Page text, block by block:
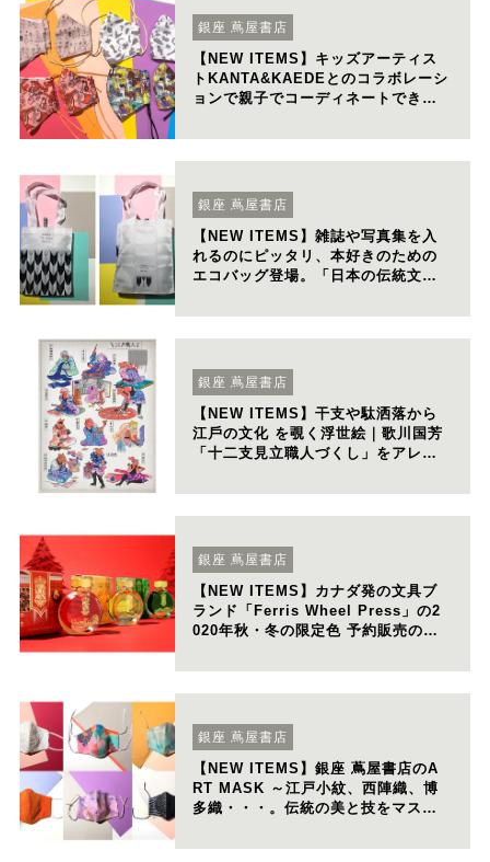
銀座 蔦屋書店
【NEW ITEMS】キッズアーティス
トKANTA&KAEDEとのコラボレーシ
ョンで親⼦でコーディネートできる
売開始
銀座 蔦屋書店
【NEW ITEMS】雑誌や写真集を⼊
れるのにピッタリ、本好きのための
エコバッグ登場。「⽇本の伝統⽂様×
始。
銀座 蔦屋書店
【NEW ITEMS】⼲⽀や駄洒落から
江⼾の⽂化 を覗く浮世絵｜歌川国芳
「⼗⼆⽀⾒⽴職⼈づくし」をアレン
銀座 蔦屋書店
【NEW ITEMS】カナダ発の⽂具ブ
ランド「Ferris Wheel Press」の2
020年秋・冬の限定⾊ 予約販売のお
銀座 蔦屋書店
【NEW ITEMS】銀座 蔦屋書店のA
RT MASK ～江戸小紋、西陣織、博
多織・・・。伝統の美と技をマスク